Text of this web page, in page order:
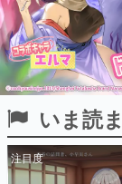
ピッ
電ファミのいま
いま読
注目度